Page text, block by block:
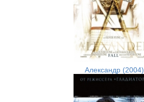
Александр (2004)